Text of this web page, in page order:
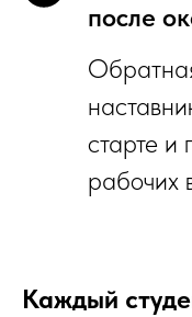
после
старте и
рабочих
Каждый